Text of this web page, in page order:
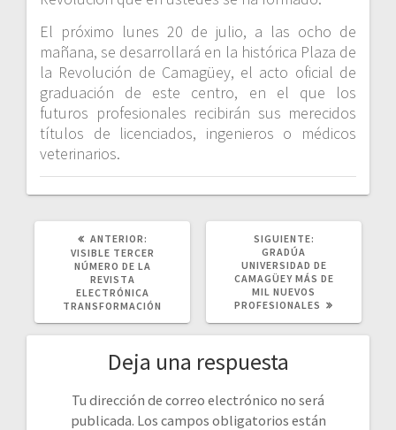
El próximo lunes 20 de julio, a las ocho de
mañana, se desarrollará en la histórica Plaza de
la Revolución de Camagüey, el acto oficial de
graduación de este centro, en el que los
futuros profesionales recibirán sus merecidos
títulos de licenciados, ingenieros o médicos
veterinarios.
ANTERIOR:
ANTERIOR:
VISIBLE TERCER
NÚMERO DE LA
REVISTA
ELECTRÓNICA
TRANSFORMACIÓN
SIGUIENTE:
GRADÚA
UNIVERSIDAD DE
CAMAGÜEY MÁS DE
MIL NUEVOS
PROFESIONALES
Deja una respuesta
Tu dirección de correo electrónico no será
publicada. Los campos obligatorios están